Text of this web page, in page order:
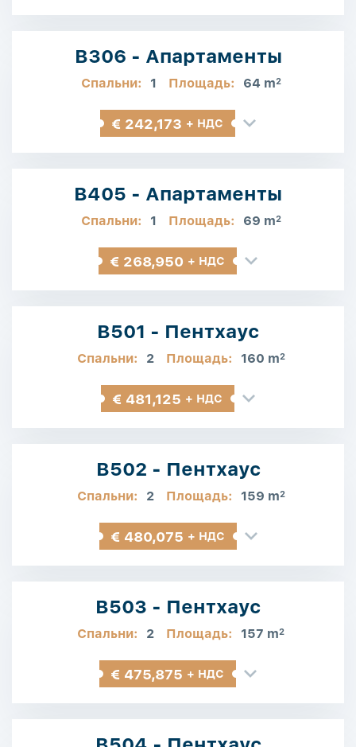
B306 - Апартаменты
Спальни: 1 Площадь: 64 m2
€ 242,173 + НДС
B405 - Апартаменты
Спальни: 1 Площадь: 69 m2
€ 268,950 + НДС
B501 - Пентхаус
Спальни: 2 Площадь: 160 m2
€ 481,125 + НДС
B502 - Пентхаус
Спальни: 2 Площадь: 159 m2
€ 480,075 + НДС
B503 - Пентхаус
Спальни: 2 Площадь: 157 m2
€ 475,875 + НДС